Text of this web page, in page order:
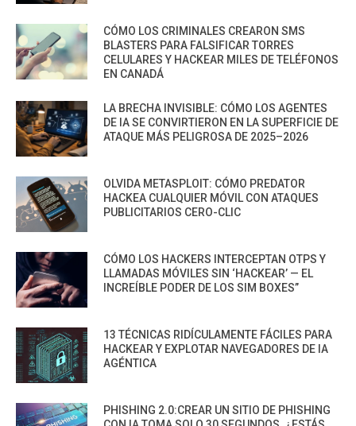
CÓMO LOS CRIMINALES CREARON SMS
BLASTERS PARA FALSIFICAR TORRES
CELULARES Y HACKEAR MILES DE TELÉFONOS
EN CANADÁ
LA BRECHA INVISIBLE: CÓMO LOS AGENTES
DE IA SE CONVIRTIERON EN LA SUPERFICIE DE
ATAQUE MÁS PELIGROSA DE 2025–2026
OLVIDA METASPLOIT: CÓMO PREDATOR
HACKEA CUALQUIER MÓVIL CON ATAQUES
PUBLICITARIOS CERO-CLIC
CÓMO LOS HACKERS INTERCEPTAN OTPS Y
LLAMADAS MÓVILES SIN ‘HACKEAR’ — EL
INCREÍBLE PODER DE LOS SIM BOXES”
13 TÉCNICAS RIDÍCULAMENTE FÁCILES PARA
HACKEAR Y EXPLOTAR NAVEGADORES DE IA
AGÉNTICA
PHISHING 2.0:CREAR UN SITIO DE PHISHING